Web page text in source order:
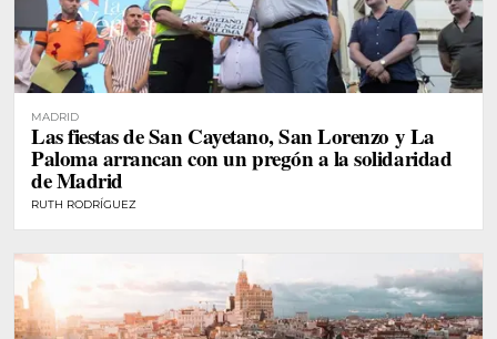
MADRID
Las fiestas de San Cayetano, San Lorenzo y La
Paloma arrancan con un pregón a la solidaridad
de Madrid
RUTH RODRÍGUEZ